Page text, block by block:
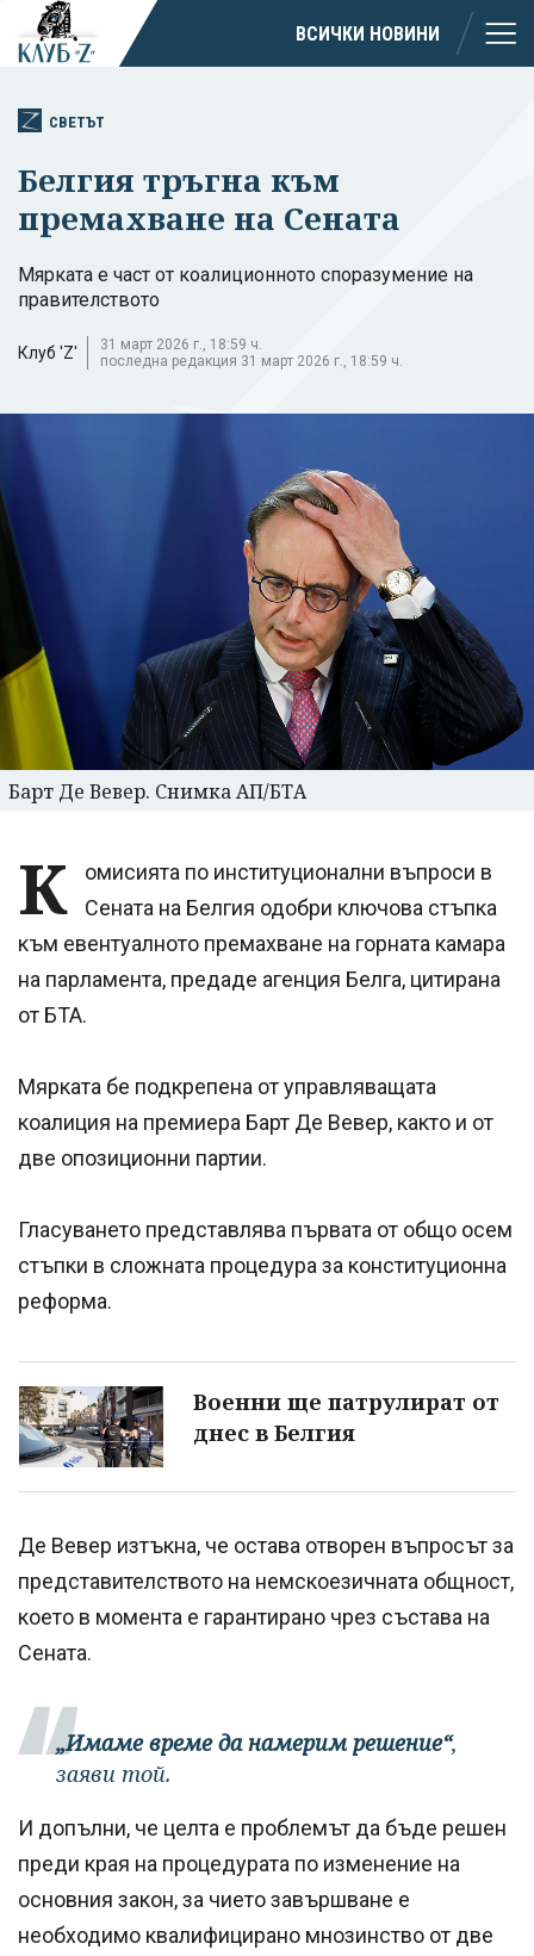
ВСИЧКИ НОВИНИ
СВЕТЪТ
Белгия тръгна към
премахване на Сената
Мярката е част от коалиционното споразумение на
правителството
Клуб 'Z'
31 март 2026 г., 18:59 ч.
последна редакция 31 март 2026 г., 18:59 ч.
Барт Де Вевер. Снимка АП/БТА
К
омисията по институционални въпроси в
Сената на Белгия одобри ключова стъпка
към евентуалното премахване на горната камара
на парламента, предаде агенция Белга, цитирана
от БТА.
Мярката бе подкрепена от управляващата
коалиция на премиера Барт Де Вевер, както и от
две опозиционни партии.
Гласуването представлява първата от общо осем
стъпки в сложната процедура за конституционна
реформа.
Военни ще патрулират от
днес в Белгия
Де Вевер изтъкна, че остава отворен въпросът за
представителството на немскоезичната общност,
което в момента е гарантирано чрез състава на
Сената.
„Имаме време да намерим решение“,
заяви той.
И допълни, че целта е проблемът да бъде решен
преди края на процедурата по изменение на
основния закон, за чието завършване е
необходимо квалифицирано мнозинство от две